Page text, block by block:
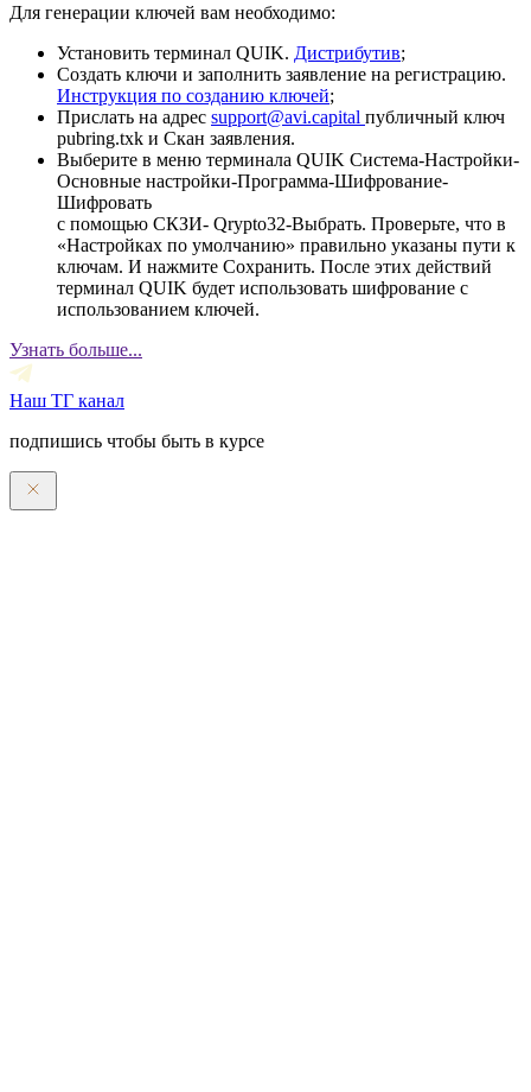
Для генерации ключей вам необходимо:
Установить терминал QUIK. Дистрибутив;
Создать ключи и заполнить заявление на регистрацию.
Инструкция по созданию ключей;
Прислать на адрес support@avi.capital публичный ключ
pubring.txk и Скан заявления.
Выберите в меню терминала QUIK Система-Настройки-
Основные настройки-Программа-Шифрование-
Шифровать
с помощью СКЗИ- Qrypto32-Выбрать. Проверьте, что в
«Настройках по умолчанию» правильно указаны пути к
ключам. И нажмите Сохранить. После этих действий
терминал QUIK будет использовать шифрование с
использованием ключей.
Узнать больше...
Наш ТГ канал
подпишись чтобы быть в курсе